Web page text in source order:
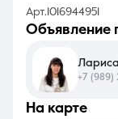
Арт.1016944951
на карте
объявление
+7 (989)